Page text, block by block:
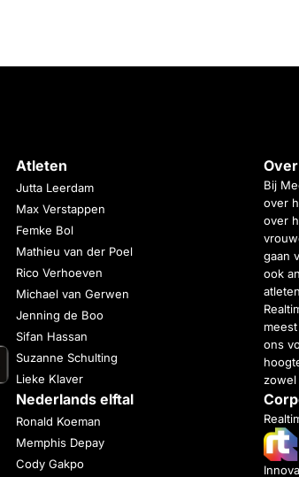
Atleten
Jutta Leerdam
Max Verstappen
Femke Bol
Mathieu van der Poel
Rico Verhoeven
Michael van Gerwen
Jenning de Boo
Sifan Hassan
Suzanne Schulting
Lieke Klaver
Nederlands elftal
Ronald Koeman
Memphis Depay
Cody Gakpo
Bij
over
over
gaan
ook
ons